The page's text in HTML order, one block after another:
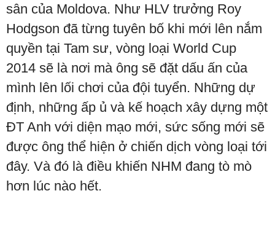
sân của Moldova. Như HLV trưởng Roy
Hodgson đã từng tuyên bố khi mới lên nắm
quyền tại Tam sư, vòng loại World Cup
2014 sẽ là nơi mà ông sẽ đặt dấu ấn của
mình lên lối chơi của đội tuyển. Những dự
định, những ấp ủ và kế hoạch xây dựng một
ĐT Anh với diện mạo mới, sức sống mới sẽ
được ông thể hiện ở chiến dịch vòng loại tới
đây. Và đó là điều khiến NHM đang tò mò
hơn lúc nào hết.